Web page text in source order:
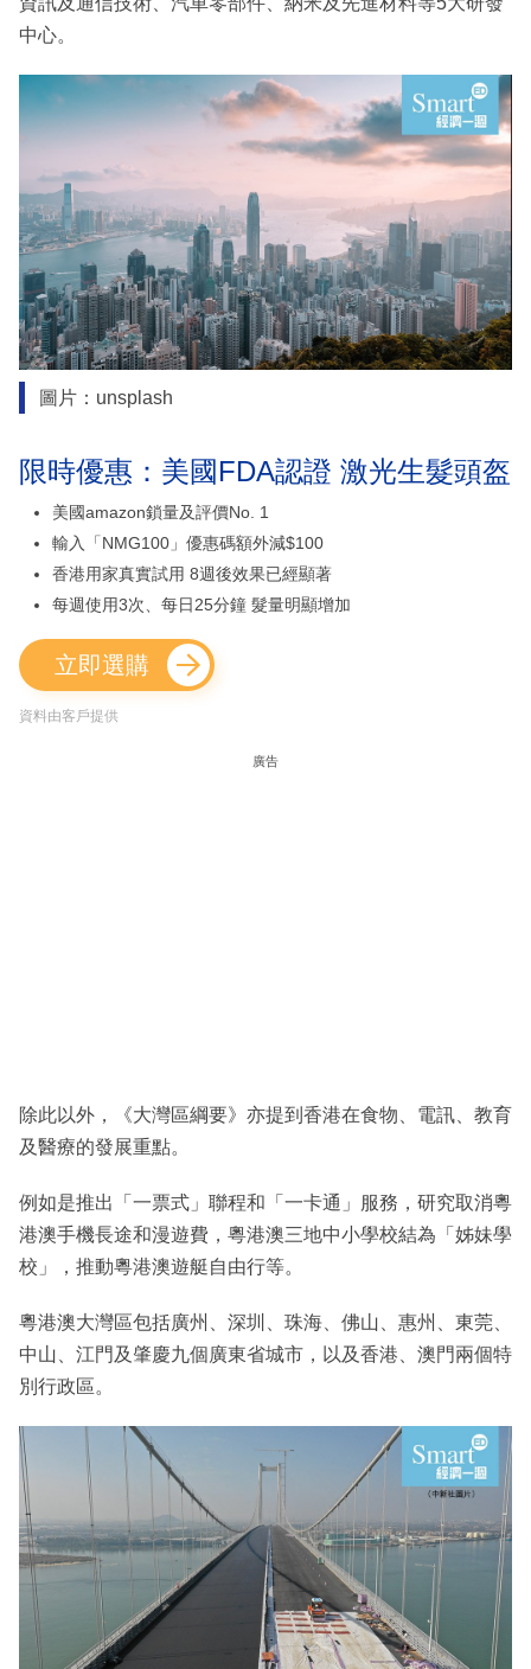
中心。
圖片：unsplash
限時優惠：美國FDA認證 激光生髮頭盔
美國amazon鎖量及評價No. 1
輸入「NMG100」優惠碼額外減$100
香港用家真實試用 8週後效果已經顯著
每週使用3次、每日25分鐘 髮量明顯增加
立即選購
資料由客戶提供
廣告
除此以外，《大灣區綱要》亦提到香港在食物、電訊、教育
及醫療的發展重點。
例如是推出「一票式」聯程和「一卡通」服務，研究取消粵
港澳手機長途和漫遊費，粵港澳三地中小學校結為「姊妹學
校」，推動粵港澳遊艇自由行等。
粵港澳大灣區包括廣州、深圳、珠海、佛山、惠州、東莞、
中山、江門及肇慶九個廣東省城市，以及香港、澳門兩個特
別行政區。